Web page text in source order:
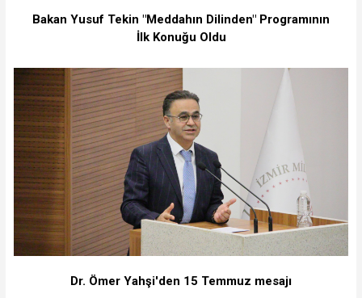
Bakan Yusuf Tekin "Meddahın Dilinden" Programının
İlk Konuğu Oldu
Dr. Ömer Yahşi'den 15 Temmuz mesajı